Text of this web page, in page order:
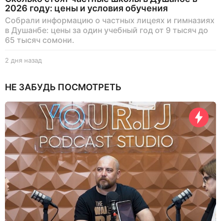
2026 году: цены и условия обучения
Собрали информацию о частных лицеях и гимназиях
в Душанбе: цены за один учебный год от 9 тысяч до
65 тысяч сомони.
2 дня назад
я
а
з
д
НЕ ЗАБУДЬ ПОСМОТРЕТЬ